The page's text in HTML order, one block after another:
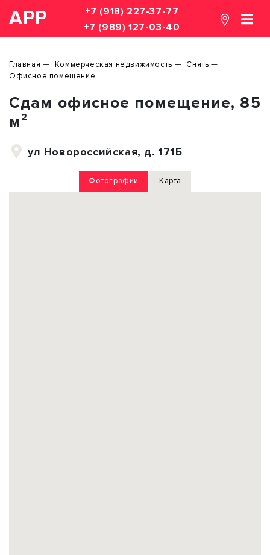
АРР
+7 (918) 227-37-77
+7 (989) 127-03-40
Главная Коммерческая недвижимость
Снять
Офисное помещение
Сдам офисное помещение, 85
м²
ул Новороссийская, д. 171Б
Фотографии Карта